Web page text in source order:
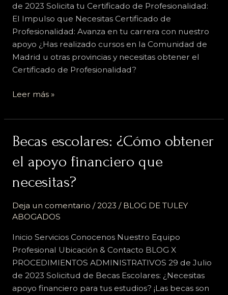
de 2023 Solicita tu Certificado de Profesionalidad:
El Impulso que Necesitas Certificado de
Profesionalidad: Avanza en tu carrera con nuestro
apoyo ¿Has realizado cursos en la Comunidad de
Madrid u otras provincias y necesitas obtener el
Certificado de Profesionalidad?
Leer más »
Becas escolares: ¿Cómo obtener
el apoyo financiero que
necesitas?
Deja un comentario /2023 / BLOG DE TULEY
ABOGADOS
Inicio Servicios Conocenos Nuestro Equipo
Profesional Ubicación & Contacto BLOG X
PROCEDIMIENTOS ADMINISTRATIVOS 29 de Julio
de 2023 Solicitud de Becas Escolares: ¿Necesitas
apoyo financiero para tus estudios? ¡Las becas son
Becas
¿Cómo
el
apoyo
financiero
necesitas?